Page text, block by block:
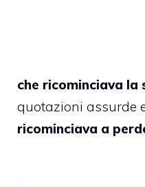
che ricominciava la
quotazioni assurde e
ricominciava a